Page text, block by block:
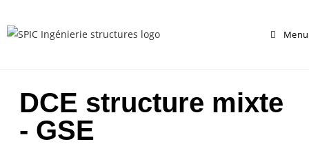
Menu
DCE structure mixte
- GSE